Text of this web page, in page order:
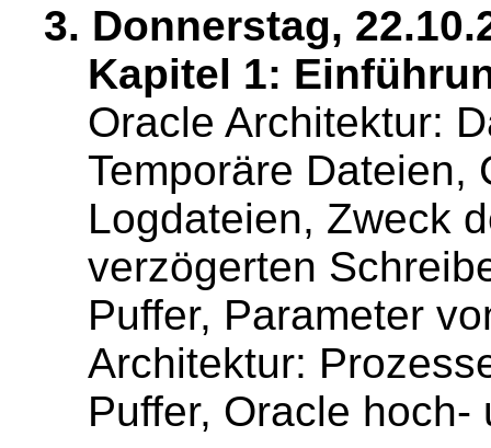
3. Donnerstag,
Kapitel 1:
Oracle Architektur:
Temporäre Dateien,
Logdateien, Zweck
verzögerten
Puffer, Parameter
Architektur:
Puffer, Oracle